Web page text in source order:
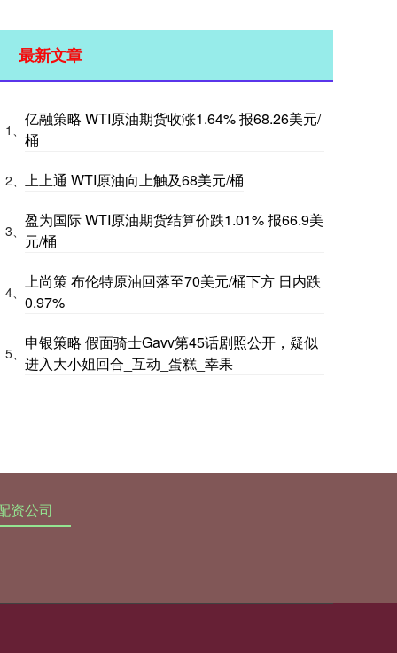
最新文章
1、
亿融策略 WTI原油期货收涨1.64% 报68.26美元/
桶
2、 上上通 WTI原油向上触及68美元/桶
3、
盈为国际 WTI原油期货结算价跌1.01% 报66.9美
元/桶
4、
上尚策 布伦特原油回落至70美元/桶下方 日内跌
0.97%
5、
申银策略 假面骑士Gavv第45话剧照公开，疑似
进入大小姐回合_互动_蛋糕_幸果
资公司